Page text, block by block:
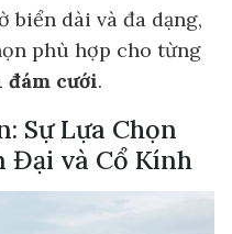
biển dài và đa dạng,
phù hợp cho từng
đám cưới.
Sự Lựa Chọn
Đại và Cổ Kính